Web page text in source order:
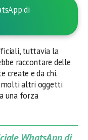
di
tuttavia la
raccontare delle
create e da chi.
altri oggetti
una forza
WhatsApp di